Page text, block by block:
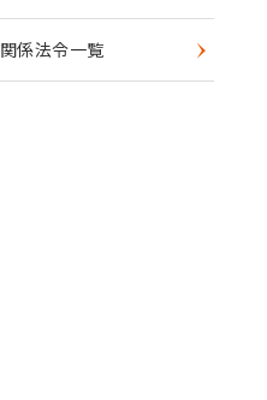
関係法令一覧